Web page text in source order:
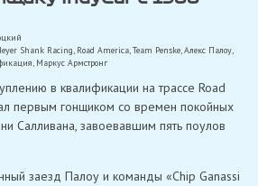
Shank Racing, Road America,Team Penske,Алекс Палоу
, Маркус Армстронг
в квалификации на трассе Road
первым гонщиком со времен покойных
Салливана, завоевавшим пять поулов
заезд Палоу и команды «Chip Ganassi